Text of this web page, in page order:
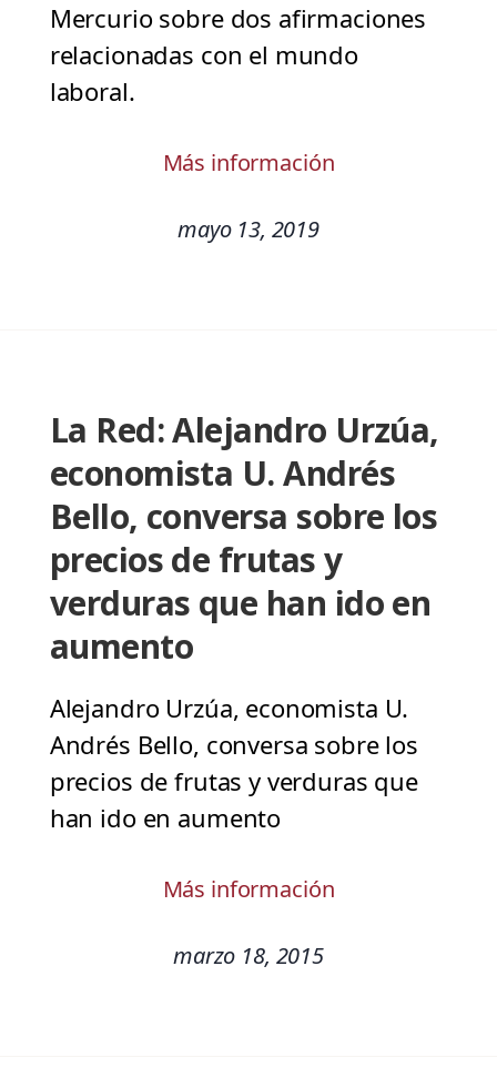
Mercurio sobre dos afirmaciones
relacionadas con el mundo
laboral.
Más información
mayo 13, 2019
La Red: Alejandro Urzúa,
economista U. Andrés
Bello, conversa sobre los
precios de frutas y
verduras que han ido en
aumento
Alejandro Urzúa, economista U.
Andrés Bello, conversa sobre los
precios de frutas y verduras que
han ido en aumento
Más información
marzo 18, 2015